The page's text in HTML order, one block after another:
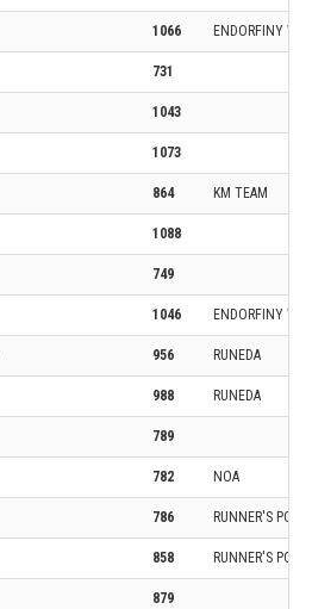
1066 ENDORFINY
731
1043
1073
864 KM TEAM
1088
749
1046 ENDORFINY
956 RUNEDA
988 RUNEDA
789
782 NOA
786 RUNNER'S
858 RUNNER'S
879